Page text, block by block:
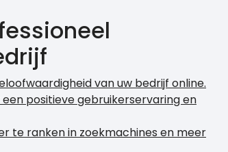
van uw bedrijf online.
positieve gebruikerservaring en
te ranken in zoekmachines en meer